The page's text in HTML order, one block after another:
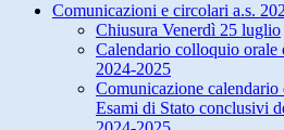
Comunicazioni e circolari a.s.
Chiusura Venerdì 25 luglio
Calendario colloquio orale
2024-2025
Comunicazione
Esami di Stato conclusivi